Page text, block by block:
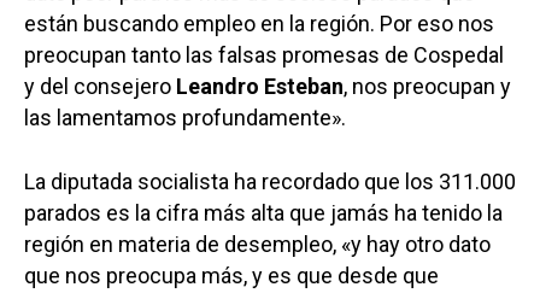
están buscando empleo en la región. Por eso nos
preocupan tanto las falsas promesas de Cospedal
y del consejero Leandro Esteban, nos preocupan y
las lamentamos profundamente».
La diputada socialista ha recordado que los 311.000
parados es la cifra más alta que jamás ha tenido la
región en materia de desempleo, «y hay otro dato
que nos preocupa más, y es que desde que